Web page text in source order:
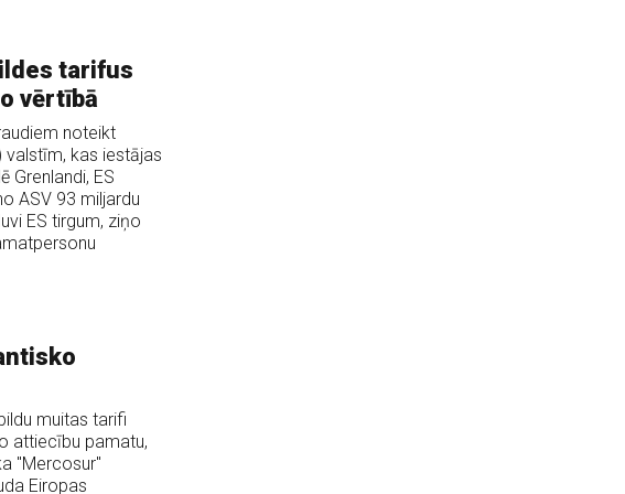
tarifus
vērtībā
noteikt
valstīm, kas iestājas
Grenlandi, ES
ASV 93 miljardu
ES tirgum, ziņo
muitas tarifi
attiecību pamatu,
"Mercosur"
Eiropas